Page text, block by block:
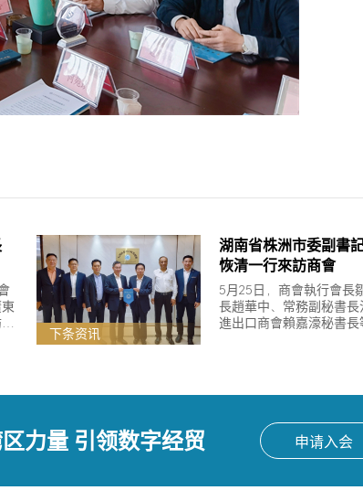
下条资讯
湖南省株洲市委副書
恢清一行來訪商會
5月25日，商會執行會長
長趙華中、常務副秘書
進出口商會賴嘉濠秘書長
力量 引领数字经贸 申请入会